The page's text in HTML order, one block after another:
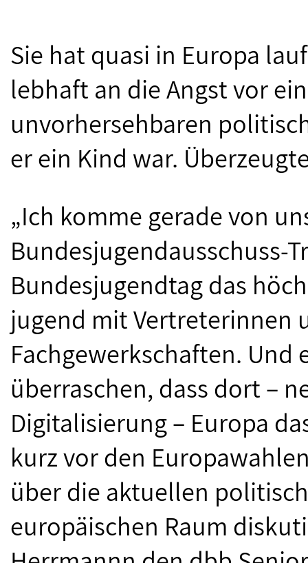
Sie hat quasi in Europa
lebhaft an die Angst vor
unvorhersehbaren
er ein Kind war.
„Ich komme gerade von
Bundesjugendausschuss-
Bundesjugendtag das
jugend mit Vertreterinnen
Fachgewerkschaften. Und
überraschen, dass dort –
Digitalisierung – Europa
kurz vor den
über die aktuellen
europäischen Raum